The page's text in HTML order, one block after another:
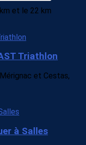
et le 22 km
Triathlon
et Cestas,
à Salles